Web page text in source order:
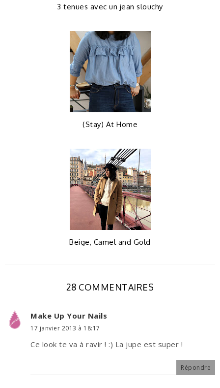
3 tenues avec un jean slouchy
(Stay) At Home
Beige, Camel and Gold
28 COMMENTAIRES
Make Up Your Nails
17 janvier 2013 à 18:17
Ce look te va à ravir ! :) La jupe est super !
Répondre